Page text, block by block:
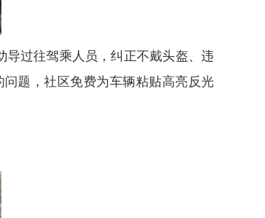
导过往驾乘人员，纠正不戴头盔、违
题，社区免费为车辆粘贴高亮反光